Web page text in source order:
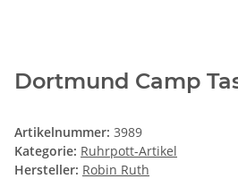
Dortmund Camp
Artikelnummer: 3989
Kategorie: Ruhrpott-Artikel
Hersteller: Robin Ruth